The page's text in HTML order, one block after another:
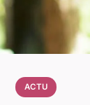
ACTU